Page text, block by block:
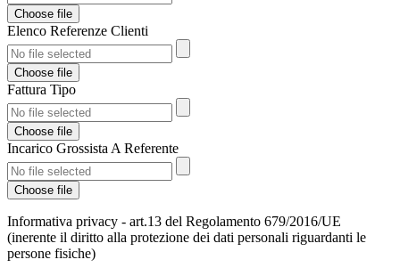
Choose file
Elenco Referenze Clienti
Choose file
Fattura Tipo
Choose file
Incarico Grossista A Referente
Choose file
Informativa privacy - art.13 del Regolamento 679/2016/UE
(inerente il diritto alla protezione dei dati personali riguardanti le
persone fisiche)